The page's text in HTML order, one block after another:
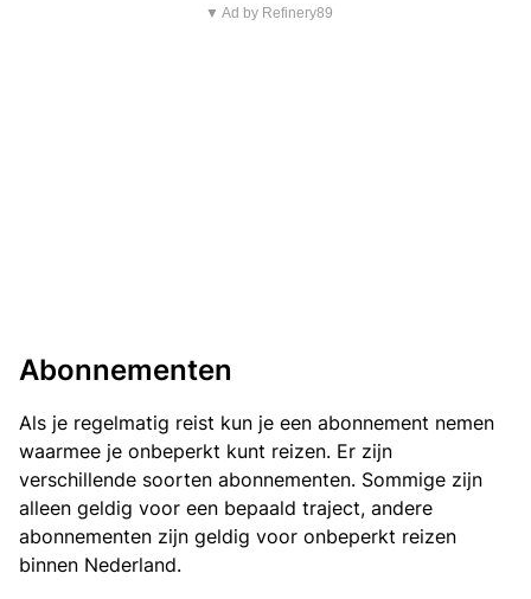
▼ Ad by Refinery89
Abonnementen
Als je regelmatig reist kun je een abonnement nemen
waarmee je onbeperkt kunt reizen. Er zijn
verschillende soorten abonnementen. Sommige zijn
alleen geldig voor een bepaald traject, andere
abonnementen zijn geldig voor onbeperkt reizen
binnen Nederland.